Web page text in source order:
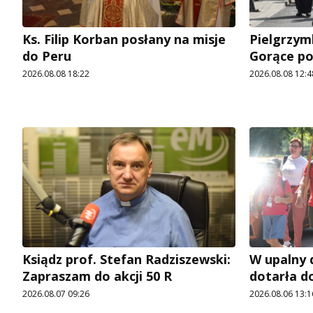
Ks. Filip Korban posłany na misje
do Peru
2026.08.08 18:22
Gorące
2026.08.08
Ksiądz prof. Stefan Radziszewski:
Zapraszam do akcji 50 R
2026.08.07 09:26
W upalny
dotarła
2026.08.06